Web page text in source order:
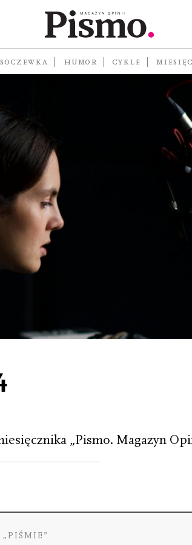
SOCZEWKA HUMOR CYKLE
audio
„Pismo. Magazyn
„PIŚMIE”